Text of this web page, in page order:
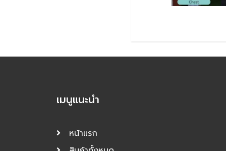
เมนูแนะนำ
หน้าแรก